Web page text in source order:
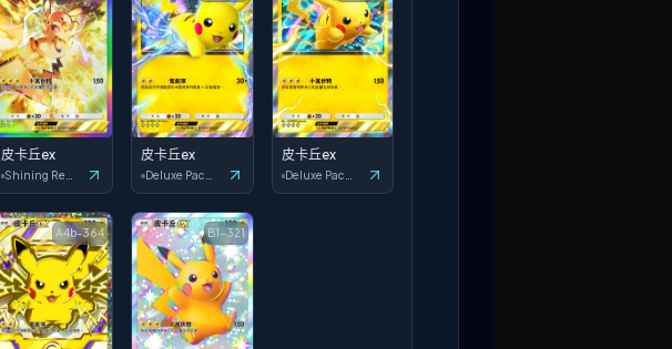
皮卡丘ex 皮卡丘ex 皮卡丘ex
A4b-364 B1-321